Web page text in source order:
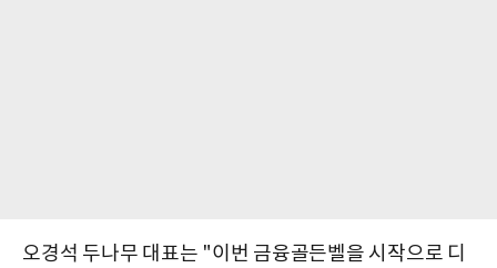
오경석 두나무 대표는 "이번 금융골든벨을 시작으로 디